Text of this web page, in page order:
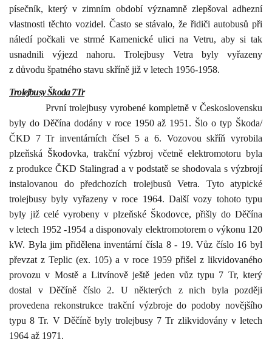
písečník, který v zimním období významně zlepšoval adhezní
vlastnosti těchto vozidel. Často se stávalo, že řidiči autobusů při
náledí počkali ve strmé Kamenické ulici na Vetru, aby si tak
usnadnili výjezd nahoru. Trolejbusy Vetra byly vyřazeny
z důvodu špatného stavu skříně již v letech 1956-1958.
Trolejbusy Škoda 7Tr
První trolejbusy vyrobené kompletně v Československu
byly do Děčína dodány v roce 1950 až 1951. Šlo o typ Škoda/
ČKD 7 Tr inventárních čísel 5 a 6. Vozovou skříň vyrobila
plzeňská Škodovka, trakční výzbroj včetně elektromotoru byla
z produkce ČKD Stalingrad a v podstatě se shodovala s výzbrojí
instalovanou do předchozích trolejbusů Vetra. Tyto atypické
trolejbusy byly vyřazeny v roce 1964. Další vozy tohoto typu
byly již celé vyrobeny v plzeňské Škodovce, přišly do Děčína
v letech 1952-1954 adisponovaly elektromotorem o výkonu 120
kW. Byla jim přidělena inventární čísla 8 - 19. Vůz číslo 16 byl
převzat z Teplic (ex. 105) a v roce 1959 přišel z likvidovaného
provozu v Mostě a Litvínově ještě jeden vůz typu 7 Tr, který
dostal v Děčíně číslo 2. U některých z nich byla později
provedena rekonstrukce trakční výzbroje do podoby novějšího
typu 8 Tr. V Děčíně byly trolejbusy 7 Tr zlikvidovány v letech
1964 až 1971.